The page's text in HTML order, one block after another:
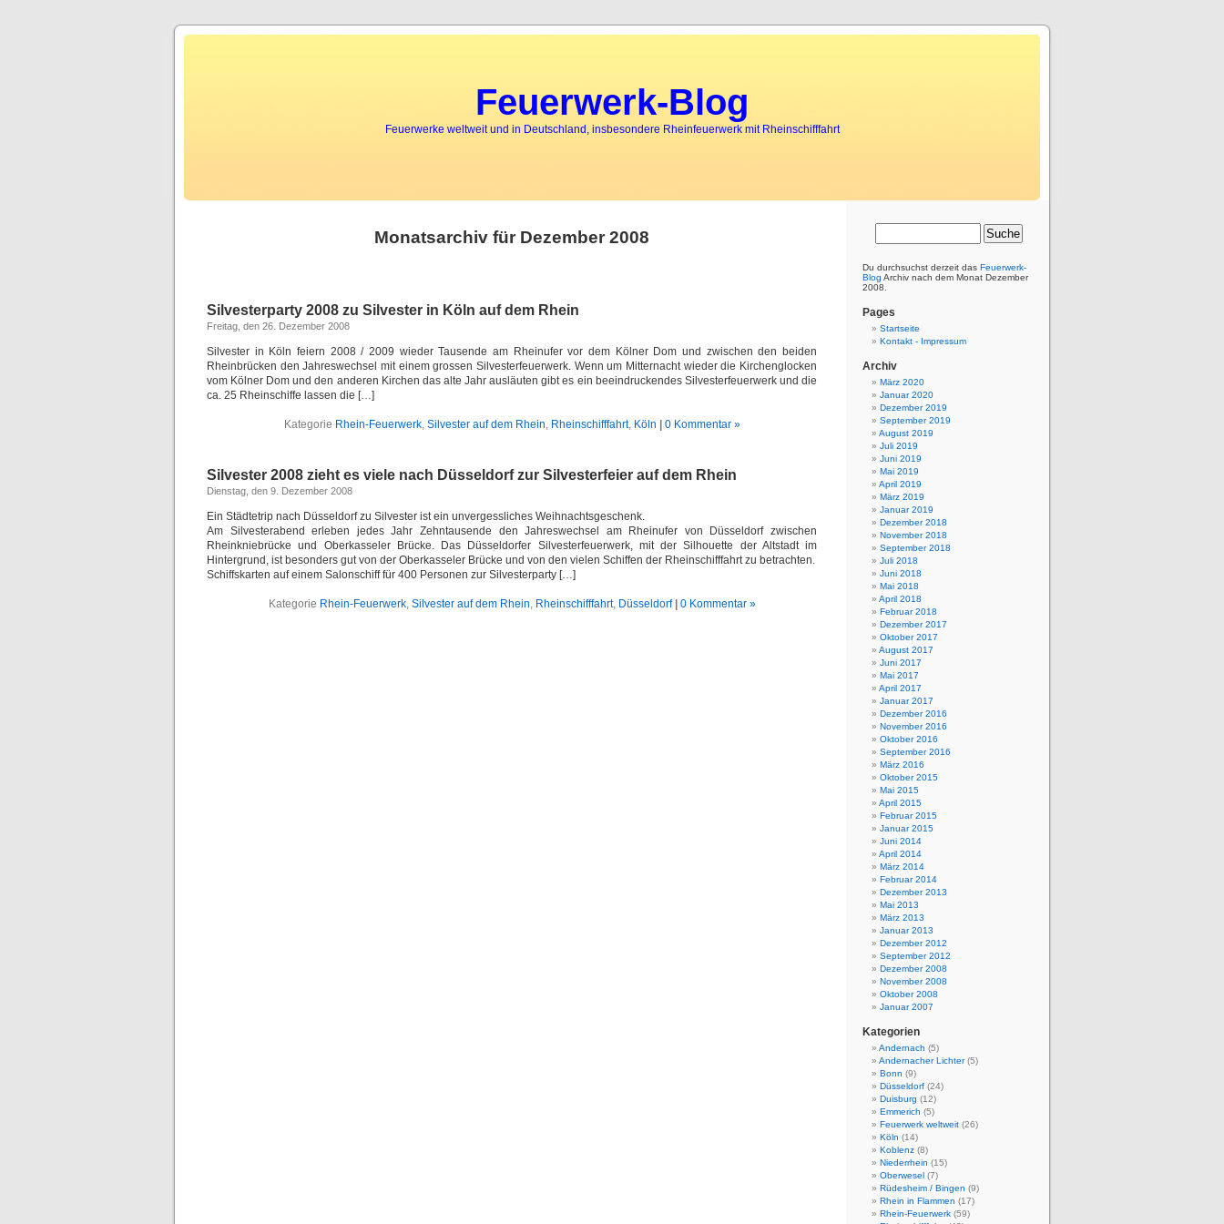
Feuerwerk-Blog
Feuerwerke weltweit und in Deutschland, insbesondere Rheinfeuerwerk mit Rheinschifffahrt
Monatsarchiv für Dezember 2008
Silvesterparty 2008 zu Silvester in Köln auf dem Rhein
Freitag, den 26. Dezember 2008
Silvester in Köln feiern 2008 / 2009 wieder Tausende am Rheinufer vor dem Kölner Dom und zwischen den beiden
Rheinbrücken den Jahreswechsel mit einem grossen Silvesterfeuerwerk. Wenn um Mitternacht wieder die Kirchenglocken
vom Kölner Dom und den anderen Kirchen das alte Jahr ausläuten gibt es ein beeindruckendes Silvesterfeuerwerk und die
ca. 25 Rheinschiffe lassen die […]
Kategorie Rhein-Feuerwerk, Silvester auf dem Rhein, Rheinschifffahrt, Köln 0 Kommentar »
Silvester 2008 zieht es viele nach Düsseldorf zur Silvesterfeier auf dem Rhein
Dienstag, den 9. Dezember 2008
Ein Städtetrip nach Düsseldorf zu Silvester ist ein unvergessliches Weihnachtsgeschenk.
Am Silvesterabend erleben jedes Jahr Zehntausende den Jahreswechsel am Rheinufer von Düsseldorf zwischen
Rheinkniebrücke und Oberkasseler Brücke. Das Düsseldorfer Silvesterfeuerwerk, mit der Silhouette der Altstadt im
Hintergrund, ist besonders gut von der Oberkasseler Brücke und von den vielen Schiffen der Rheinschifffahrt zu betrachten.
Schiffskarten auf einem Salonschiff für 400 Personen zur Silvesterparty […]
Kategorie Rhein-Feuerwerk, Silvester auf dem Rhein, Rheinschifffahrt, Düsseldorf 0 Kommentar »
Du durchsuchst derzeit das Feuerwerk-
Blog Archiv nach dem Monat Dezember
2008.
Pages
Startseite
Kontakt - Impressum
Archiv
März 2020
Januar 2020
Dezember 2019
September 2019
August 2019
Juli 2019
Juni 2019
Mai 2019
April 2019
März 2019
Januar 2019
Dezember 2018
November 2018
September 2018
Juli 2018
Juni 2018
Mai 2018
April 2018
Februar 2018
Dezember 2017
Oktober 2017
August 2017
Juni 2017
Mai 2017
April 2017
Januar 2017
Dezember 2016
November 2016
Oktober 2016
September 2016
März 2016
Oktober 2015
Mai 2015
April 2015
Februar 2015
Januar 2015
Juni 2014
April 2014
März 2014
Februar 2014
Dezember 2013
Mai 2013
März 2013
Januar 2013
Dezember 2012
September 2012
Dezember 2008
November 2008
Oktober 2008
Januar 2007
Kategorien
Andernach (5)
Andernacher Lichter(5)
Bonn (9)
Düsseldorf (24)
Duisburg (12)
Emmerich (5)
Feuerwerk weltweit (26)
Köln (14)
Koblenz (8)
Niederrhein (15)
Oberwesel (7)
Rüdesheim / Bingen (9)
Rhein in Flammen (17)
Rhein-Feuerwerk (59)